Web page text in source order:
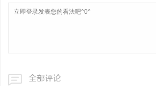
全部评论